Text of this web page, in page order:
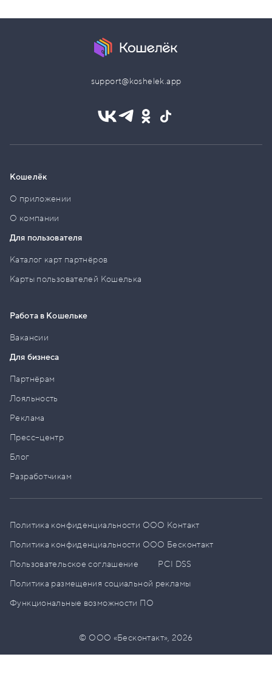
support@koshelek.app
Кошелёк
О приложении
О компании
Для пользователя
Каталог карт партнёров
Карты пользователей Кошелька
Работа в Кошельке
Вакансии
Для бизнеса
Партнёрам
Лояльность
Реклама
Пресс–центр
Блог
Разработчикам
Политика конфиденциальности ООО Контакт
Политика конфиденциальности ООО Бесконтакт
Пользовательское соглашение
PCI DSS
Политика размещения социальной рекламы
Функциональные возможности ПО
© ООО «Бесконтакт»,2026